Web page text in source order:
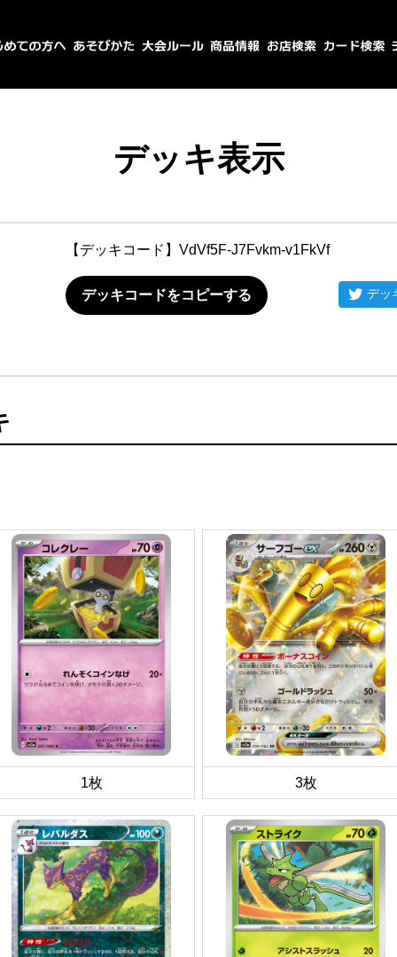
デッキ表示
【デッキコード】 VdVf5F-J7Fvkm-v1FkVf
デッキコードをコピーする デッ
1枚 3枚